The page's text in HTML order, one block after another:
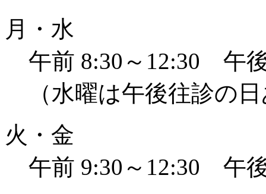
月・水
午前 8:30～12:30 午
（水曜は午後往診の
火・金
午前 9:30～12:30 午